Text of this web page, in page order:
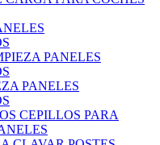
PANELES
PANELES
CEPILLOS PARA